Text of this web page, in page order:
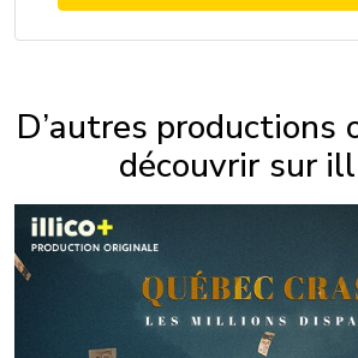
D’autres productions
découvrir sur